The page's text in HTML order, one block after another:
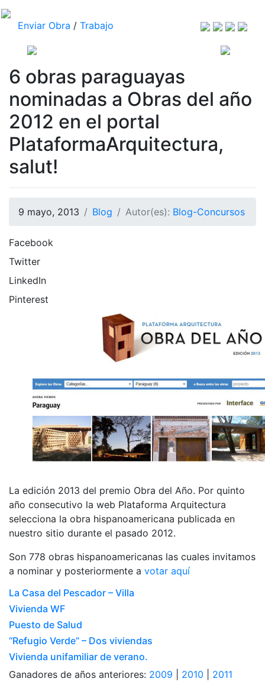
Enviar Obra / Trabajo
6 obras paraguayas
nominadas a Obras del año
2012 en el portal
PlataformaArquitectura,
salut!
9 mayo, 2013 Blog Autor(es): Blog-Concursos
Facebook
Twitter
LinkedIn
Pinterest
La edición 2013 del premio Obra del Año. Por quinto
año consecutivo la web Plataforma Arquitectura
selecciona la obra hispanoamericana publicada en
nuestro sitio durante el pasado 2012.
Son 778 obras hispanoamericanas las cuales invitamos
a nominar y posteriormente a votar aquí
La Casa del Pescador – Villa
Vivienda WF
Puesto de Salud
“Refugio Verde” – Dos viviendas
Vivienda unifamiliar de verano.
Ganadores de años anteriores: 2009 2010 2011